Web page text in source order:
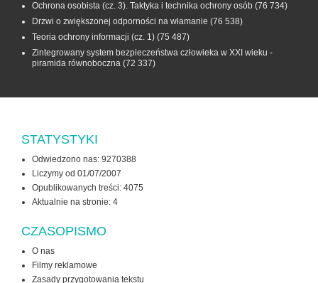
Ochrona osobista (cz. 3). Taktyka i technika ochrony osób (76 734)
Drzwi o zwiększonej odporności na włamanie (76 538)
Teoria ochrony informacji (cz. 1) (75 487)
Zintegrowany system bezpieczeństwa człowieka w XXI wieku -
piramida równoboczna (72 337)
STATYSTYKI
Odwiedzono nas: 9270388
Liczymy od 01/07/2007
Opublikowanych treści: 4075
Aktualnie na stronie: 4
CZASOPISMO
O nas
Filmy reklamowe
Zasady przygotowania tekstu